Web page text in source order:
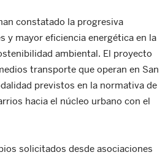
constatado la progresiva
y mayor eficiencia energética en la
ambiental. El proyecto
transporte que operan en San
previstos en la normativa de
hacia el núcleo urbano con el
solicitados desde asociaciones